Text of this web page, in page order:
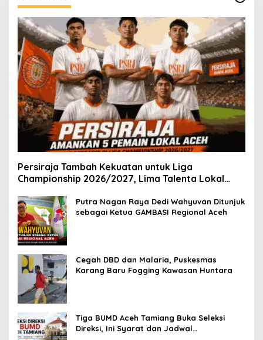
Persiraja Tambah Kekuatan untuk Liga
Championship 2026/2027, Lima Talenta Lokal
Putra Nagan Raya Dedi Wahyuvan Ditunjuk
sebagai Ketua GAMBASI Regional Aceh
Cegah DBD dan Malaria, Puskesmas
Karang Baru Fogging Kawasan Huntara
Tiga BUMD Aceh Tamiang Buka Seleksi
Direksi, Ini Syarat dan Jadwal